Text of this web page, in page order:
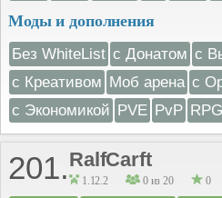
Моды и дополнения
Без WhiteList с Донатом с
с Креативом Моб арена с
с Экономикой PVE PvP RPG
201.RalfCarft
1.12.2 0 из 20 0